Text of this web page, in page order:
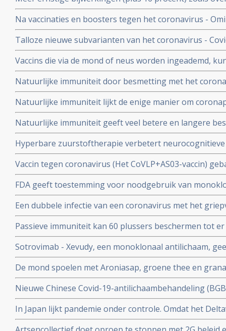
invaliditeit deden zich voor tijdens de studies van de
Pfizer in vergelijking met de placebogroep
Na vaccinaties en boosters tegen het coronavirus -
overige oorzaken blijkt uit grafieken bijgehouden en
Herman Steigstra, Anton Theunissen en Maurice de
Talloze nieuwe subvarianten van het coronavirus -
boostervaccins en ontsnappen aan eigen
Vaccins die via de mond of neus worden ingeademd,
Twee mond- en neusvaccins krijgen goedkeuring in
Natuurlijke immuniteit door besmetting met het
vs 23 procent) tegen Omicron varianten BA.4 en BA.5
Natuurlijke immuniteit lijkt de enige manier om
Zweeds onderzoek ziet effectiviteit van vaccins binnen
nagenoeg geen bescherming meer.
Natuurlijke immuniteit geeft veel betere en langere
coronavirus - Covid-19 dan een vaccin dat zijn
Hyperbare zuurstoftherapie verbetert
veroorzaakt door coronabesmetting bij patienten met
Vaccin tegen coronavirus (Het CoVLP+AS03-vaccin)
stoffen geeft uitstekende bescherming tegen ziek
ziekte (78 procent)
FDA geeft toestemming voor noodgebruik van
(tixagevimab plus cilgavimab) voor preventie van
immuunziekte die niet goed reageren op de
Een dubbele infectie van een coronavirus met het
ziekte en meer ziekenhuisopnames en overlijdingen
studie.
Passieve immuniteit kan 60 plussers beschermen tot
viroloog Jaap Goudsmid
Sotrovimab - Xevudy, een monoklonaal antilichaam,
bij patienten die reeds besmet zijn. EMA gaat snel
gebruik in Europa.
De mond spoelen met Aroniasap, groene thee en
het coronavirus - Covid-19 virus en geeft 80 tot 97
doorgeven van virus.
Nieuwe Chinese Covid-19-antilichaambehandeling
Covid-19 - coronavirus is veelbelovend en
Chinese coronapatienten
In Japan lijkt pandemie onder controle. Omdat het
gemuteerd of omdat er veel ivermectine wordt